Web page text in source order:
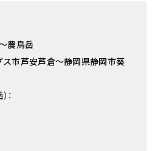
農鳥岳
ス市芦安芦倉〜静岡県静岡市葵
：